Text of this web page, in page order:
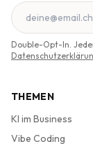
Double-Opt-In.
THEMEN
KI im Business
Vibe Coding